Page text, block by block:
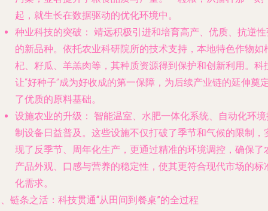
起，就生长在数据驱动的优化环境中。
种业科技的突破： 靖远积极引进和培育高产、优质、抗逆
的新品种。依托农业科研院所的技术支持，本地特色作物如
杞、籽瓜、羊羔肉等，其种质资源得到保护和创新利用。科
让“好种子”成为好收成的第一保障，为后续产业链的延伸奠
了优质的原料基础。
设施农业的升级：
智能温室、水肥一体化系统、自动化环
制设备日益普及。这些设施不仅打破了季节和气候的限制，
现了反季节、周年化生产，更通过精准的环境调控，确保了
产品外观、口感与营养的稳定性，使其更符合现代市场的标
化需求。
链条之活：科技贯通“从田间到餐桌”的全过程